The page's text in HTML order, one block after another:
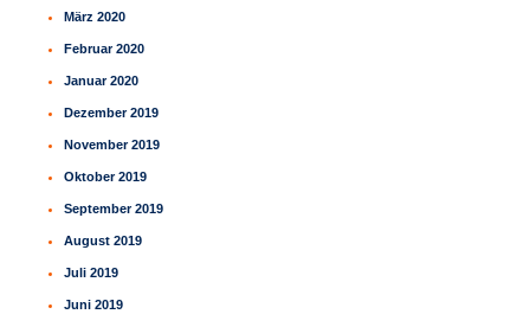
März 2020
Februar 2020
Januar 2020
Dezember 2019
November 2019
Oktober 2019
September 2019
August 2019
Juli 2019
Juni 2019